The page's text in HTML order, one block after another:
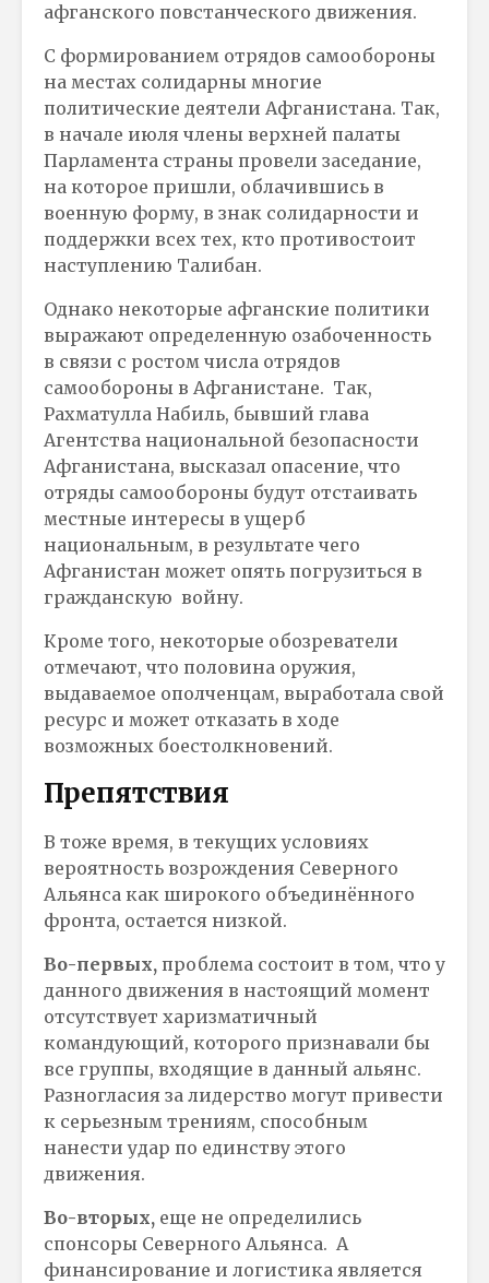
афганского повстанческого движения.
С формированием отрядов самообороны
на местах солидарны многие
политические деятели Афганистана. Так,
в начале июля члены верхней палаты
Парламента страны провели заседание,
на которое пришли, облачившись в
военную форму, в знак солидарности и
поддержки всех тех, кто противостоит
наступлению Талибан.
Однако некоторые афганские политики
выражают определенную озабоченность
в связи с ростом числа отрядов
самообороны в Афганистане. Так,
Рахматулла Набиль, бывший глава
Агентства национальной безопасности
Афганистана, высказал опасение, что
отряды самообороны будут отстаивать
местные интересы в ущерб
национальным, в результате чего
Афганистан может опять погрузиться в
гражданскую войну.
Кроме того, некоторые обозреватели
отмечают, что половина оружия,
выдаваемое ополченцам, выработала свой
ресурс и может отказать в ходе
возможных боестолкновений.
Препятствия
В тоже время, в текущих условиях
вероятность возрождения Северного
Альянса как широкого объединённого
фронта, остается низкой.
Во-первых, проблема состоит в том, что у
данного движения в настоящий момент
отсутствует харизматичный
командующий, которого признавали бы
все группы, входящие в данный альянс.
Разногласия за лидерство могут привести
к серьезным трениям, способным
нанести удар по единству этого
движения.
Во-вторых, еще не определились
спонсоры Северного Альянса. А
финансирование и логистика является